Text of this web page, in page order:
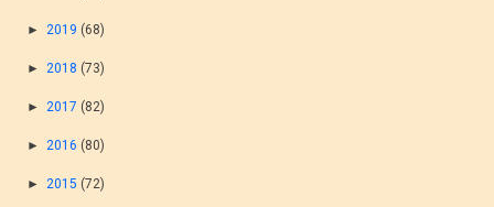
► 2019 (68)
► 2018 (73)
► 2017 (82)
► 2016 (80)
► 2015 (72)